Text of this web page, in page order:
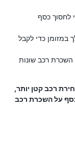
לחסוך כסף
כדי לקבל
רכב שונות
רכב קטן יותר,
על השכרת רכב